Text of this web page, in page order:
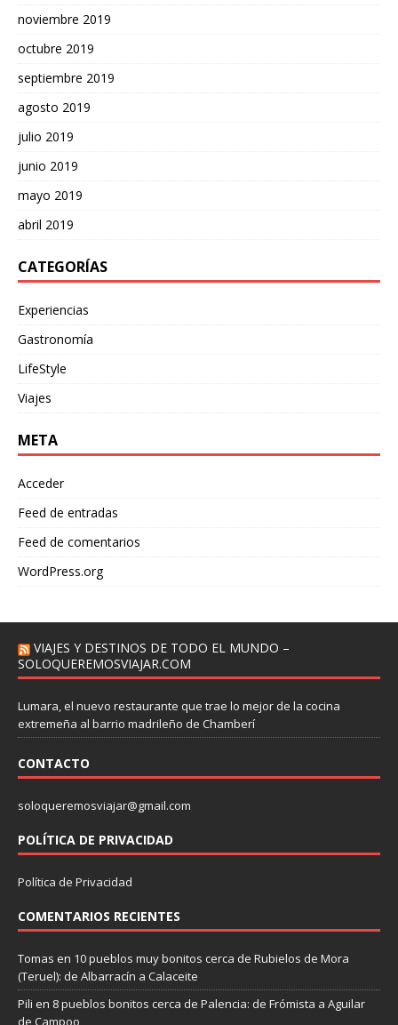
noviembre 2019
octubre 2019
septiembre 2019
agosto 2019
julio 2019
junio 2019
mayo 2019
abril 2019
CATEGORÍAS
Experiencias
Gastronomía
LifeStyle
Viajes
META
Acceder
Feed de entradas
Feed de comentarios
WordPress.org
VIAJES Y DESTINOS DE TODO EL MUNDO –
SOLOQUEREMOSVIAJAR.COM
Lumara, el nuevo restaurante que trae lo mejor de la cocina
extremeña al barrio madrileño de Chamberí
CONTACTO
soloqueremosviajar@gmail.com
POLÍTICA DE PRIVACIDAD
Política de Privacidad
COMENTARIOS RECIENTES
Tomas en 10 pueblos muy bonitos cerca de Rubielos de Mora
(Teruel): de Albarracín a Calaceite
Pili en 8 pueblos bonitos cerca de Palencia: de Frómista a Aguilar